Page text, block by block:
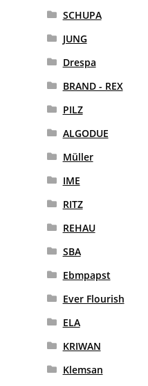
SCHUPA
JUNG
Drespa
BRAND - REX
PILZ
ALGODUE
Müller
IME
RITZ
REHAU
SBA
Ebmpapst
Ever Flourish
ELA
KRIWAN
Klemsan